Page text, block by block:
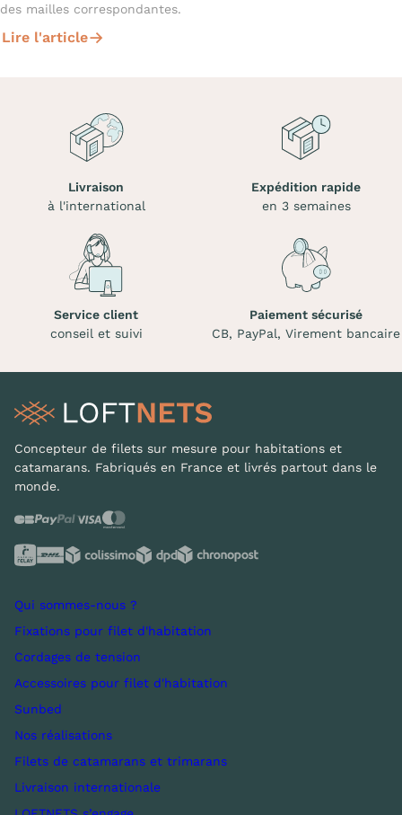
des mailles correspondantes.
Lire l'article
Livraison
à l'international
Expédition rapide
en 3 semaines
Service client
conseil et suivi
Paiement sécurisé
CB, PayPal, Virement bancaire
Concepteur de filets sur mesure pour habitations et
catamarans. Fabriqués en France et livrés partout dans le
monde.
Qui sommes-nous ?
Fixations pour filet d'habitation
Cordages de tension
Accessoires pour filet d'habitation
Sunbed
Nos réalisations
Filets de catamarans et trimarans
Livraison internationale